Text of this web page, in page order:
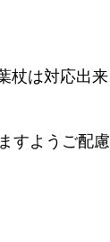
杖は対応出来
すようご配慮